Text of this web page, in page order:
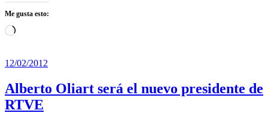
Me gusta esto:
Cargando...
12/02/2012
Alberto Oliart será el nuevo presidente de
RTVE